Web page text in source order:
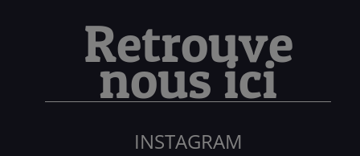
Retrouve
nous ici
INSTAGRAM